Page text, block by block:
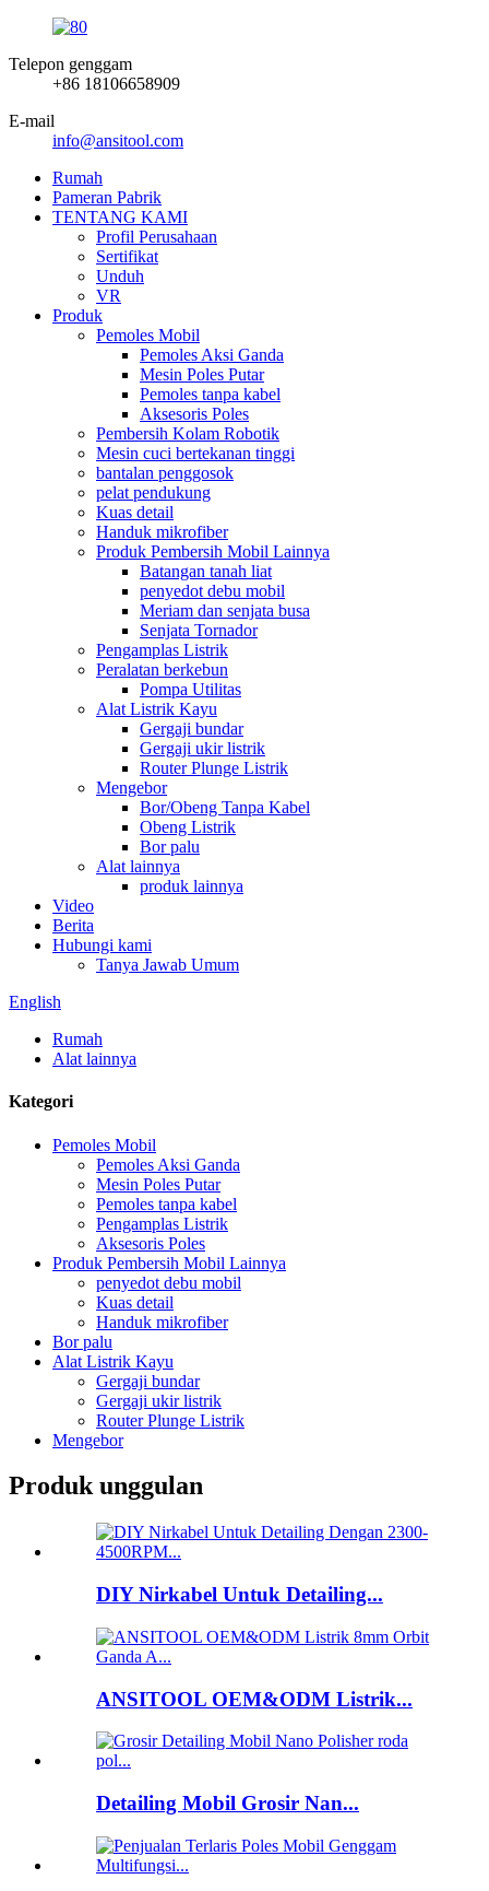
Telepon genggam
+86 18106658909
E-mail
info@ansitool.com
Rumah
Pameran Pabrik
TENTANG KAMI
Profil Perusahaan
Sertifikat
Unduh
VR
Produk
Pemoles Mobil
Pemoles Aksi Ganda
Mesin Poles Putar
Pemoles tanpa kabel
Aksesoris Poles
Pembersih Kolam Robotik
Mesin cuci bertekanan tinggi
bantalan penggosok
pelat pendukung
Kuas detail
Handuk mikrofiber
Produk Pembersih Mobil Lainnya
Batangan tanah liat
penyedot debu mobil
Meriam dan senjata busa
Senjata Tornador
Pengamplas Listrik
Peralatan berkebun
Pompa Utilitas
Alat Listrik Kayu
Gergaji bundar
Gergaji ukir listrik
Router Plunge Listrik
Mengebor
Bor/Obeng Tanpa Kabel
Obeng Listrik
Bor palu
Alat lainnya
produk lainnya
Video
Berita
Hubungi kami
Tanya Jawab Umum
English
Rumah
Alat lainnya
Kategori
Pemoles Mobil
Pemoles Aksi Ganda
Mesin Poles Putar
Pemoles tanpa kabel
Pengamplas Listrik
Aksesoris Poles
Produk Pembersih Mobil Lainnya
penyedot debu mobil
Kuas detail
Handuk mikrofiber
Bor palu
Alat Listrik Kayu
Gergaji bundar
Gergaji ukir listrik
Router Plunge Listrik
Mengebor
Produk unggulan
DIY Nirkabel Untuk Detailing...
ANSITOOL OEM&ODM Listrik...
Detailing Mobil Grosir Nan...